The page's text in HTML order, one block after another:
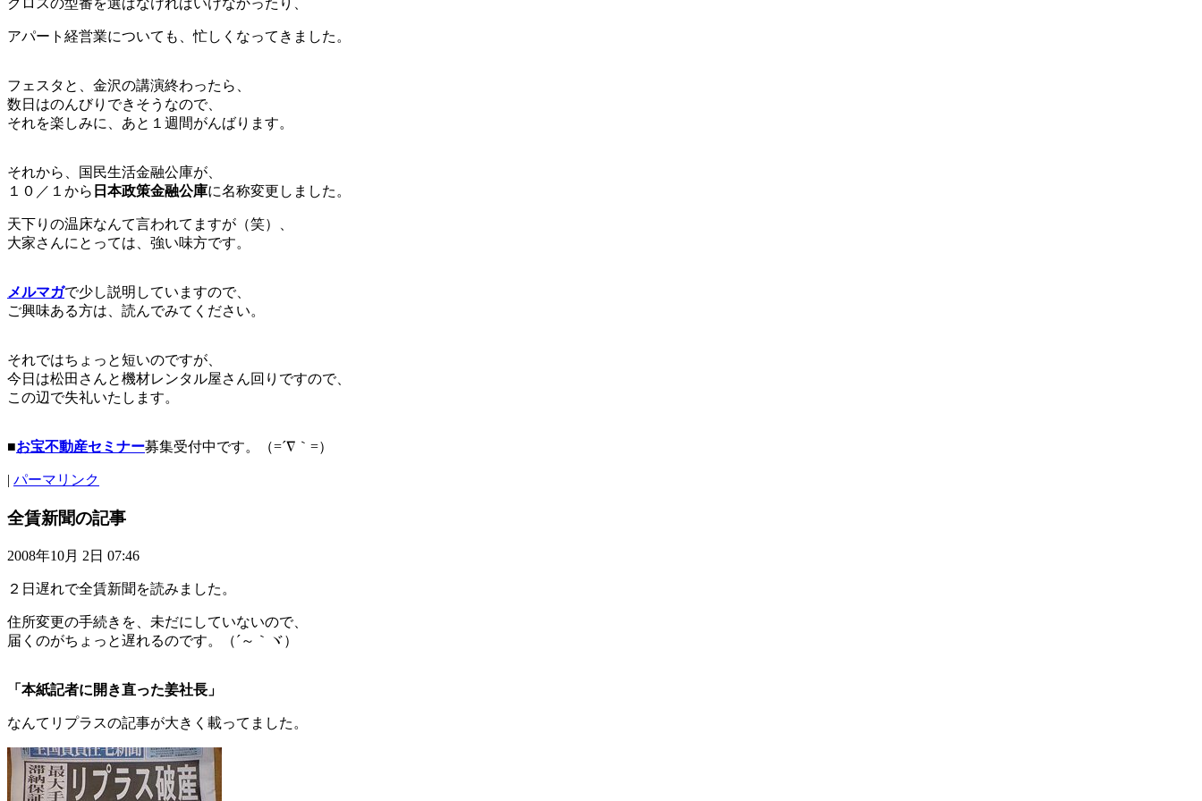
クロスの型番を選ばなければいけなかったり、
アパート経営業についても、忙しくなってきました。
フェスタと、金沢の講演終わったら、
数日はのんびりできそうなので、
それを楽しみに、あと１週間がんばります。
それから、国民生活金融公庫が、
１０／１から 日本政策金融公庫に名称変更しました。
天下りの温床なんて言われてますが（笑）、
大家さんにとっては、強い味方です。
メルマガで少し説明していますので、
ご興味ある方は、読んでみてください。
それではちょっと短いのですが、
今日は松田さんと機材レンタル屋さん回りですので、
この辺で失礼いたします。
■お宝不動産セミナー募集受付中です。（=´∇｀=）
| パーマリンク
全賃新聞の記事
2008年10月 2日 07:46
２日遅れで全賃新聞を読みました。
住所変更の手続きを、未だにしていないので、
届くのがちょっと遅れるのです。（´～｀ヾ）
「本紙記者に開き直った姜社長」
なんてリプラスの記事が大きく載ってました。